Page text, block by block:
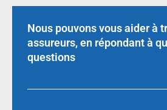
Nous pouvons vous aider à
assureurs, en répondant à
questions